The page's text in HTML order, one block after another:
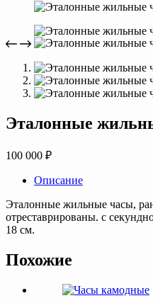
Эталонные
100 000 ₽
Описание
Эталонные жильные часы,
отреставрированы. с
18 см.
Похожие